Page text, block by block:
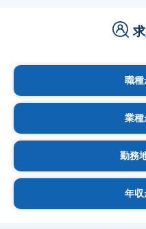
職種
業種
勤務
年収